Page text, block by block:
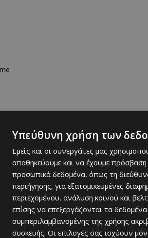
και σνακόπως burgers, nuggets, hot dogs,
χαρά!
Υπεύθυνη χρήση των
Εμείς και οι συνεργάτες μας
αποθηκεύουμε και να έχουμε
προσωπικά δεδομένα, όπως τη
περιήγησης, για εξατομικευμένες
περιεχομένου, ανάλυση κοινού και
επίσης να επεξεργάζονται τα
συμπεριλαμβανομένης της χρήσης
συσκευής. Οι επιλογές σας ισχύουν